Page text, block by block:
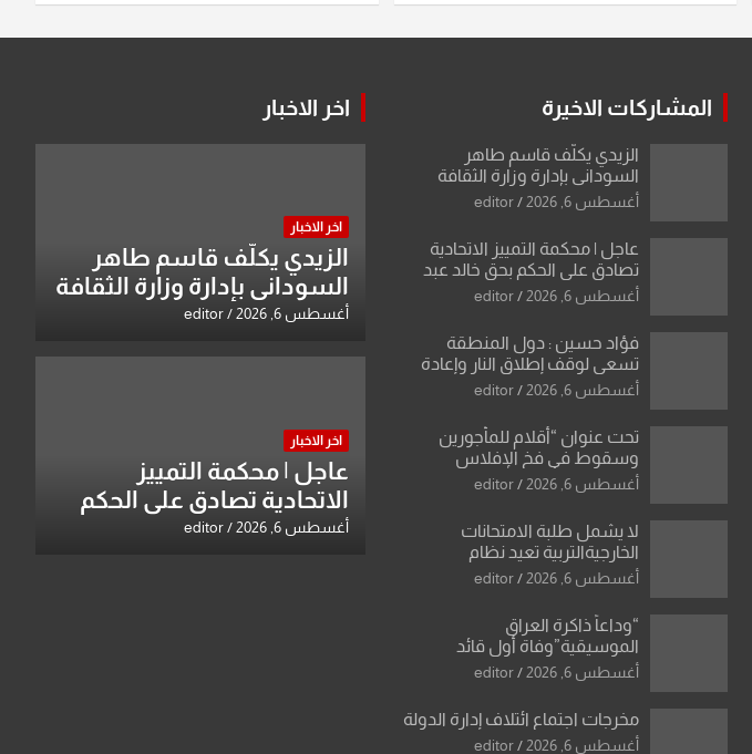
المشاركات الاخيرة
الزيدي يكلّف قاسم طاهر
السوداني بإدارة وزارة الثقافة
أغسطس 6, 2026 editor
عاجل | محكمة التمييز الاتحادية
تصادق على الحكم بحق خالد عبد
الواحد كبيان
أغسطس 6, 2026 editor
فؤاد حسين : دول المنطقة
تسعى لوقف إطلاق النار وإعادة
فتح مضيق هرمز .. والعراق يطرح
أغسطس 6, 2026 editor
تحت عنوان “أقلام للمأجورين
وسقوط في فخ الإفلاس
الإعلامي”: ردٌّ صريح على افتراءات
أغسطس 6, 2026 editor
لا يشمل طلبة الامتحانات
الخارجيةالتربية تعيد نظام
المحاولات لطلبة السادس
أغسطس 6, 2026 editor
“وداعاً ذاكرة العراق
الموسيقية”وفاة أول قائد
للأوركسترا السمفونية عبد الرزاق
أغسطس 6, 2026 editor
مخرجات اجتماع ائتلاف إدارة الدولة
أغسطس 6, 2026 editor
اخر الاخبار
اخر الاخبار
الزيدي يكلّف قاسم طاهر
السوداني بإدارة وزارة الثقافة
أغسطس 6, 2026 editor
اخر الاخبار
عاجل | محكمة التمييز
الاتحادية تصادق على الحكم
بحق خالد عبد الواحد كبيان
أغسطس 6, 2026 editor